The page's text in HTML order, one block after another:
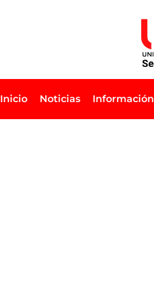
Inicio Noticias Información